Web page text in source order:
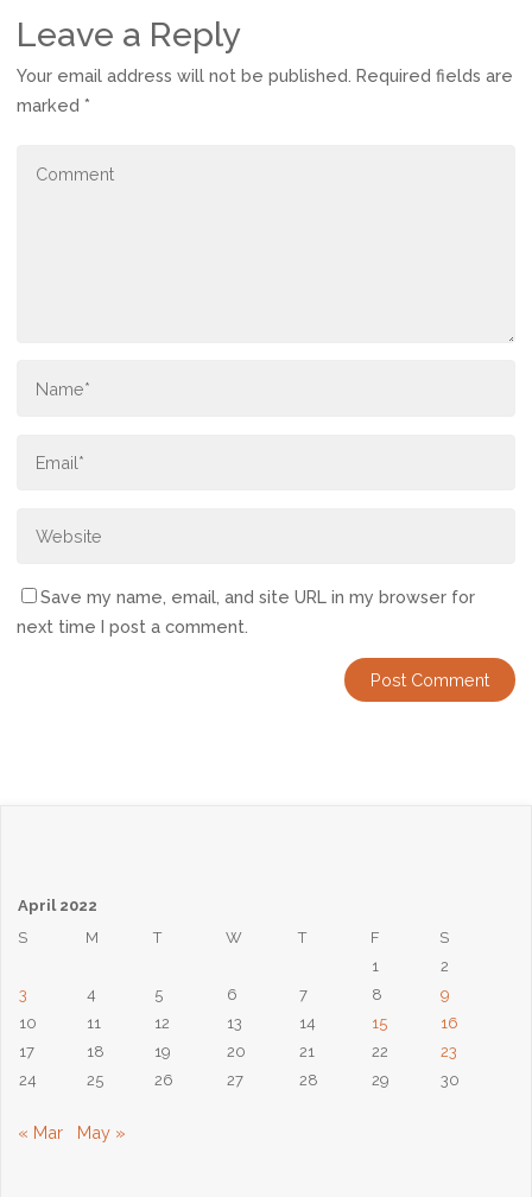
Leave a Reply
Your email address will not be published. Required fields are
marked *
Save my name, email, and site URL in my browser for
next time I post a comment.
April 2022
S
M T W T F
S
1
2
3
4 5 6 7 8
9
10
11 12 13 14 15
16
17
18 19 20 21 22
23
24
25 26 27 28 29 30
« Mar May »